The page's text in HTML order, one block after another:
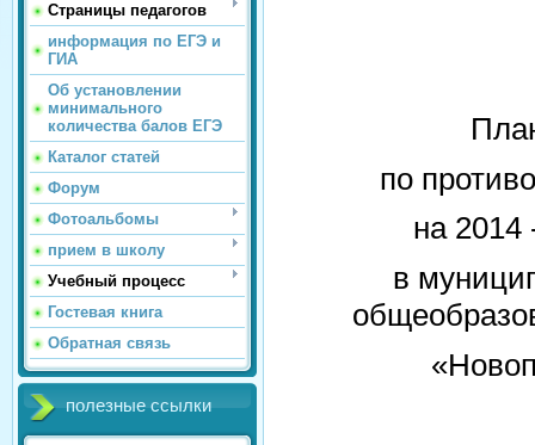
Страницы педагогов
информация по ЕГЭ и
ГИА
Об установлении
минимального
количества балов ЕГЭ
Каталог статей
Форум
Фотоальбомы
прием в школу
Учебный процесс
Гостевая книга
Обратная связь
полезные ссылки
по
на 2014
в